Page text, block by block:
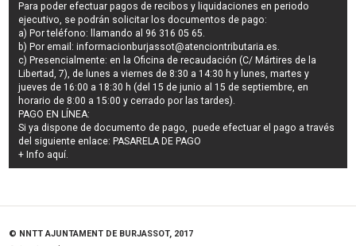
Para poder efectuar pagos derecibos y liquidaciones en periodo
ejecutivo, se podrán solicitar los documentos de pago:
a) Por teléfono: llamando al 96 316 05 65.
b) Por email:informacionburjassot@atenciontributaria.es.
c) Presencialmente: en la Oficina de recaudación (C/ Mártires de la
Libertad, 7), de lunes a viernes de 8:30 a 14:30 h y lunes, martes y
jueves de 16:00 a 18:30 h (del 15 de junio al 15 de septiembre, en
horario de 8:00 a 15:00 y cerrado por las tardes).
PAGO EN LÍNEA:
Si ya dispone de documento de pago, puede efectuar el pago a través
del siguiente enlace: PASARELA DE PAGO
+ Info aquí.
© NNTT AJUNTAMENT DE BURJASSOT, 2017